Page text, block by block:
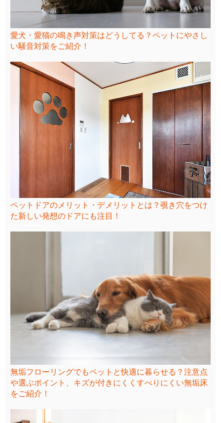
愛犬・愛猫の鳴き声対策はどうしてる？ペットにやさし
い騒音対策をご紹介！
ペットドアのメリット・デメリットとは？覗き穴をつけ
た新しい発想のドアにも注目！
無垢フローリングでもペットと快適に暮らせる？注意点
や選ぶポイント、キズが付きにくくすべりにくい無垢床
をご紹介！